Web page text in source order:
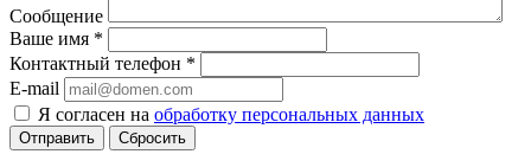
Сообщение
Ваше имя *
Контактный телефон *
E-mail
Я согласен на обработку персональных данных
Сбросить